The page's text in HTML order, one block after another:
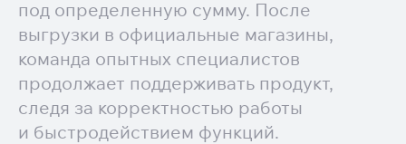
под определенную сумму. После
выгрузки в официальные магазины,
команда опытных специалистов
продолжает поддерживать продукт,
следя за корректностью работы
и быстродействием функций.